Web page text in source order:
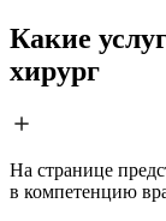
Какие
хирург
На странице
в компетенцию